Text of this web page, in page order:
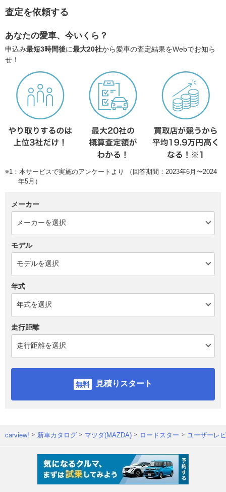
査定を依頼する
あなたの愛車、今いくら？
申込み最短3時間後に最大20社から愛車の査定結果をWebでお知ら
せ！
※1：本サービスで実施のアンケートより （回答期間：2023年6月〜2024
年5月）
メーカー
モデル
年式
走行距離
見積りスタート
carview! 新車カタログ マツダ(MAZDA) ロードスター ユーザーレ